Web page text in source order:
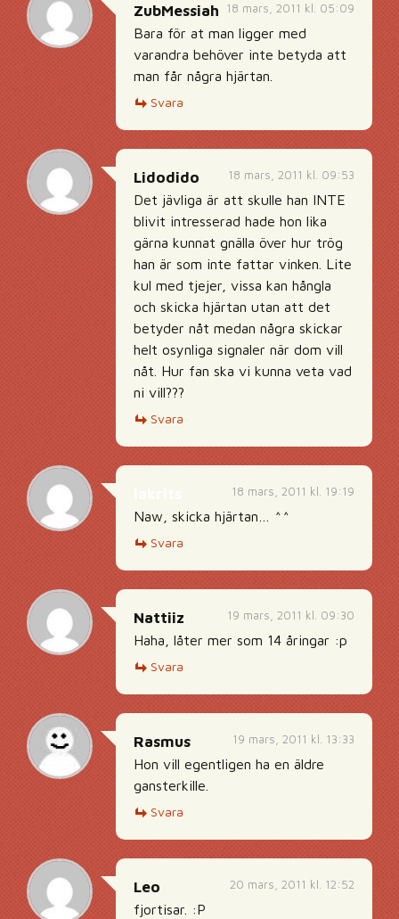
18 mars, 2011 kl. 05:09
ZubMessiah
Bara för at man ligger med
varandra behöver inte betyda att
man får några hjärtan.
Svara
18 mars, 2011 kl. 09:53
Lidodido
Det jävliga är att skulle han INTE
blivit intresserad hade hon lika
gärna kunnat gnälla över hur trög
han är som inte fattar vinken. Lite
kul med tjejer, vissa kan hångla
och skicka hjärtan utan att det
betyder nåt medan några skickar
helt osynliga signaler när dom vill
nåt. Hur fan ska vi kunna veta vad
ni vill???
Svara
18 mars, 2011 kl. 19:19
Naw, skicka hjärtan… ^^
Svara
19 mars, 2011 kl. 09:30
Nattiiz
Haha, låter mer som 14 åringar :p
Svara
19 mars, 2011 kl. 13:33
Rasmus
Hon vill egentligen ha en äldre
gansterkille.
Svara
20 mars, 2011 kl. 12:52
Leo
fjortisar. :P